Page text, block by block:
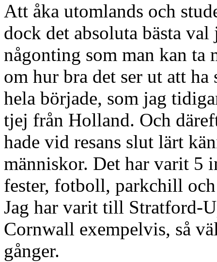
Att åka utomlands och
dock det absoluta bästa
någonting som man kan ta
om hur bra det ser ut att
hela började, som jag
tjej från Holland. Och
hade vid resans slut lärt
människor. Det har varit 5
fester, fotboll, parkchill
Jag har varit till Stratford-
Cornwall exempelvis, så
gånger.